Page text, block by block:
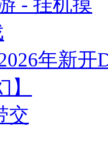
年新开